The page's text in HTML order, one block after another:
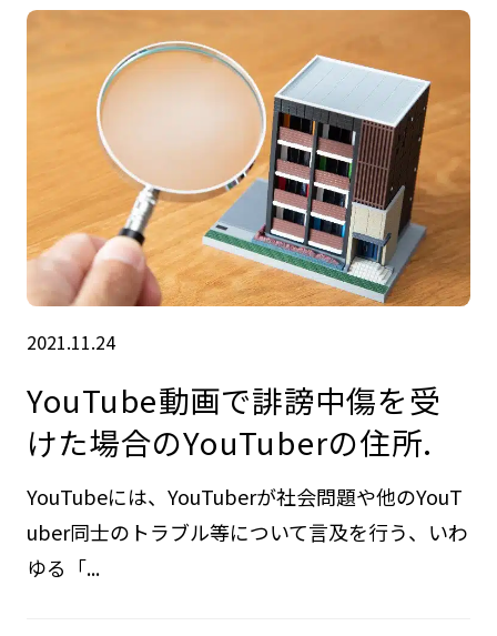
2021.11.24
YouTube動画で誹謗中傷を受
けた場合のYouTuberの住所.
YouTubeには、YouTuberが社会問題や他のYouT
uber同士のトラブル等について言及を行う、いわ
ゆる「...